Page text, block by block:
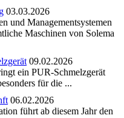
03.03.2026
und Managementsystemen
Maschinen von Solema
09.02.2026
ein PUR-Schmelzgerät
für die ...
06.02.2026
führt ab diesem Jahr den